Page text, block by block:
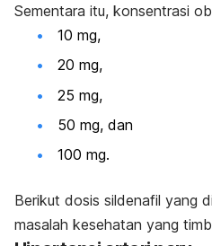
Sementara itu, konsentrasi
10 mg,
20 mg,
25 mg,
50 mg, dan
100 mg.
Berikut dosis sildenafil yang
masalah kesehatan yang